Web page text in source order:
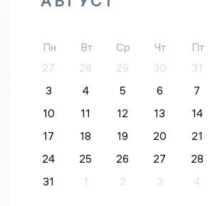
Пн Вт Ср Чт Пт
27
28 29 30 31
3
4 5 6 7
10
11 12 13 14
17
18 19 20 21
24
25 26 27 28
31
1 2 3 4